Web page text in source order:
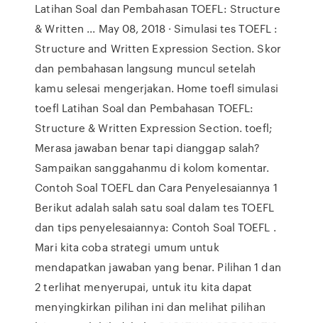
Latihan Soal dan Pembahasan TOEFL: Structure
& Written ... May 08, 2018 · Simulasi tes TOEFL :
Structure and Written Expression Section. Skor
dan pembahasan langsung muncul setelah
kamu selesai mengerjakan. Home toefl simulasi
toefl Latihan Soal dan Pembahasan TOEFL:
Structure & Written Expression Section. toefl;
Merasa jawaban benar tapi dianggap salah?
Sampaikan sanggahanmu di kolom komentar.
Contoh Soal TOEFL dan Cara Penyelesaiannya 1
Berikut adalah salah satu soal dalam tes TOEFL
dan tips penyelesaiannya: Contoh Soal TOEFL .
Mari kita coba strategi umum untuk
mendapatkan jawaban yang benar. Pilihan 1 dan
2 terlihat menyerupai, untuk itu kita dapat
menyingkirkan pilihan ini dan melihat pilihan